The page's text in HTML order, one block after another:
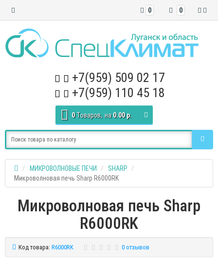
0
0
+7(959) 509 02 17
+7(959) 110 45 18
0 Tоваров, на 0.00 р.
МИКРОВОЛНОВЫЕ ПЕЧИ
SHARP
Микроволновая печь Sharp R6000RK
Микроволновая печь Sharp
R6000RK
Код товара: R6000RK 0 отзывов